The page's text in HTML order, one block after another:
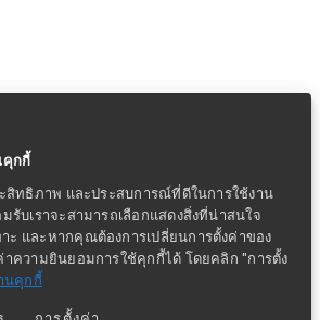
คุกกี้
ะสิทธิภาพ และประสบการณ์ที่ดีในการใช้งาน
รับเราจะสามารถเลือกแสดงสิ่งที่น่าสนใจ
ะ และหากคุณต้องการเปลี่ยนการตั้งค่าของ
าความยินยอมการใช้คุกกี้ได้ โดยคลิก "การตั้ง
นคุกกี้